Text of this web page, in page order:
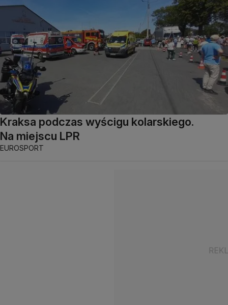
Kraksa podczas wyścigu kolarskiego.
Na miejscu LPR
EUROSPORT